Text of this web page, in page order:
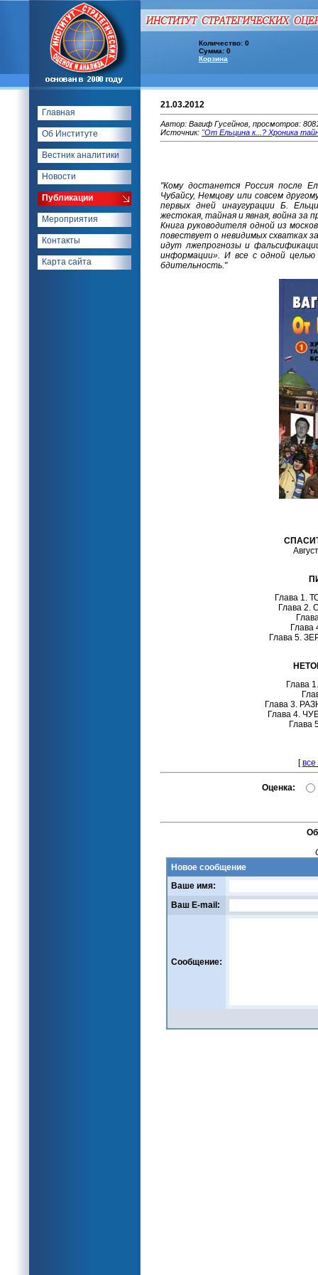
Количество: 0
Сумма: 0
Корзина
Главная
Об Институте
Вестник аналитики
Новости
Публикации
Мероприятия
Контакты
Карта сайта
21.03.2012
Автор: Вагиф Гусейнов, просмотров:
Источник: "От Ельцина к...? Хроника
"Кому достанется Россия после
Чубайсу, Немцову или совсем
первых дней инаугурации Б.
жестокая, тайная и явная, война за
Книга руководителя одной из
повествует о невидимых схватках
идут лжепрогнозы и
информации». И все с одной целью
бдительность."
Глава 1.
Глава
Глава 5.
Глава
Глава 3.
Глава 4.
[все
Оценка:
Новое сообщение
Ваше имя:
Ваш E-mail:
Сообщение: